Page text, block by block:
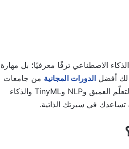
فيه الذكاء الاصطناعي ترفًا معرفيًا؛ بل مهارة
لك أفضل الدورات المجانية من جامعات
وشركات عالمية (هلسنكي، هارفارد، Google، IBM، AWS…)، تغطي التعلّم العميق وNLP وTinyML والذكاء
في سيرتك الذاتية.